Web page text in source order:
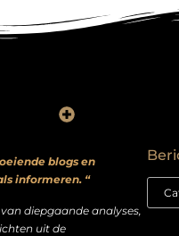
blogs en
informeren. “
diepgaande analyses,
uit de